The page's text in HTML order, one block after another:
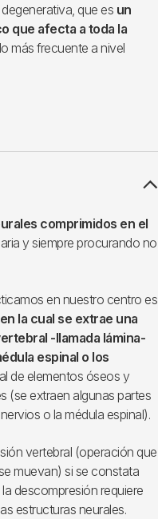
que es un
que afecta a toda la
más frecuente a nivel
comprimidos en el
y siempre procurando no
en nuestro centro es
la cual se extrae una
-llamada lámina-
espinal o los
de elementos óseos y
(se extraen algunas partes
o la médula espinal).
vertebral (operación que
muevan) si se constata
descompresión requiere
estructuras neurales.